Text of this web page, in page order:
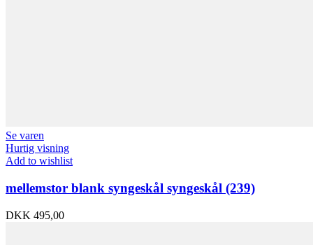
Se varen
Hurtig visning
Add to wishlist
mellemstor blank syngeskål syngeskål (239)
DKK 495,00